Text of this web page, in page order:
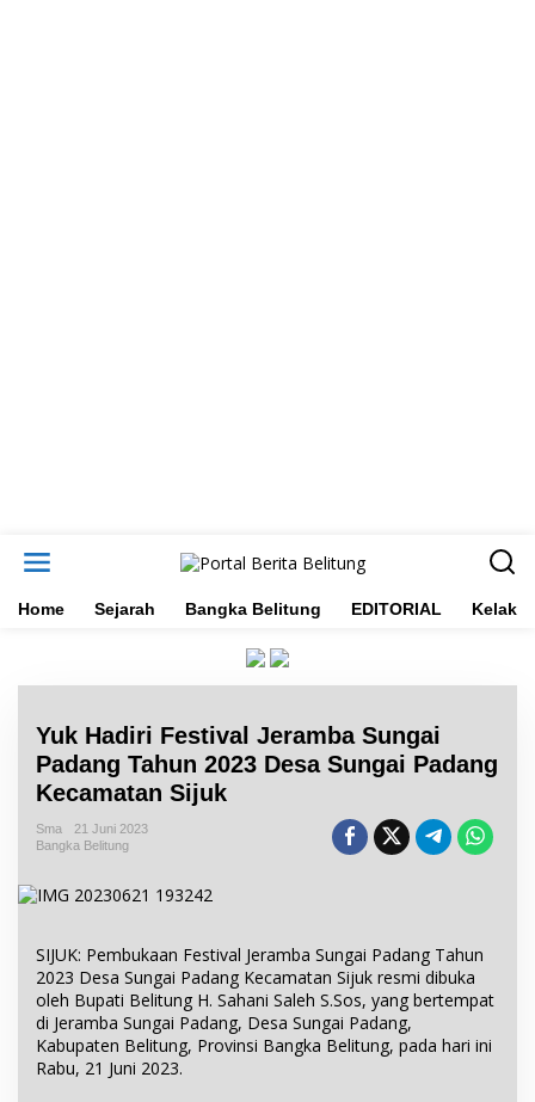
Home Sejarah Bangka Belitung EDITORIAL Kelakar
Yuk Hadiri Festival Jeramba Sungai
Padang Tahun 2023 Desa Sungai Padang
Kecamatan Sijuk
Sma
21 Juni 2023
Bangka Belitung
SIJUK: Pembukaan Festival Jeramba Sungai Padang Tahun
2023 Desa Sungai Padang Kecamatan Sijuk resmi dibuka
oleh Bupati Belitung H. Sahani Saleh S.Sos, yang bertempat
di Jeramba Sungai Padang, Desa Sungai Padang,
Kabupaten Belitung, Provinsi Bangka Belitung, pada hari ini
Rabu, 21 Juni 2023.